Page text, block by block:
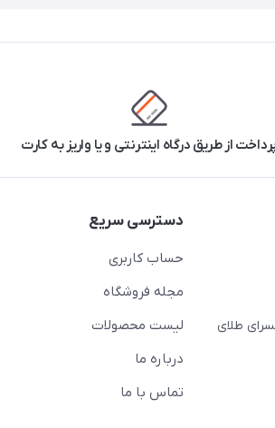
از طریق درگاه اینترنتی و یا واریز به کارت
طلای
دسترسی سریع
حساب کاربری
مجله فروشگاه
لیست محصولات
درباره ما
تماس با ما